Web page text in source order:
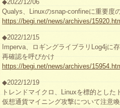
◆2022/12/06
Qualys、Linuxのsnap-confineに重要度
https://begi.net/news/archives/
◆2022/12/15
Imperva、ロギングライブラリLog4jに
再確認を呼びかけ
https://begi.net/news/archives/
◆2022/12/19
トレンドマイクロ、Linuxを標的とし
仮想通貨マイニング攻撃について注意